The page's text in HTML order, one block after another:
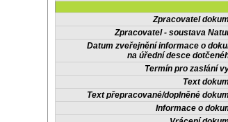
Zpracovatel
Zpracovatel - soustava
Datum zveřejnění informace o
na úřední desce
Termín pro zaslání
Text
Text přepracované/doplněné
Informace o